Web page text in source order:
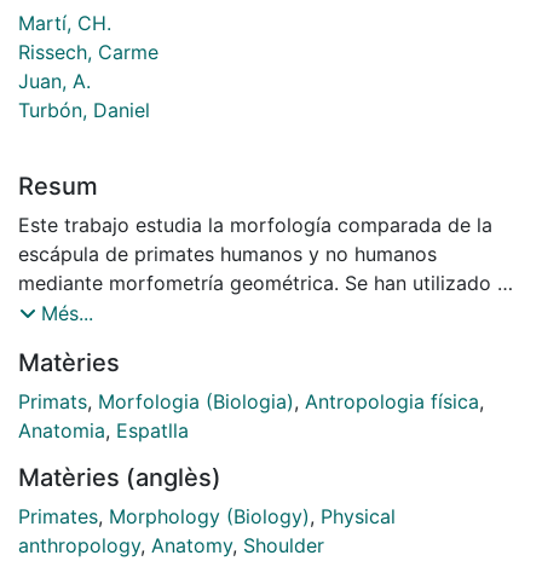
Martí, CH.
Rissech, Carme
Juan, A.
Turbón, Daniel
Resum
Este trabajo estudia la morfología comparada de la
escápula de primates humanos y no humanos
mediante morfometría geométrica. Se han utilizado 62
omóplatos de individuos adultos de sexo desconocido
humanos), procedentes de las colecciones de las
Universidades UAB, UB y del Museo de Ciencias
Naturales de Barcelona. Cada escápula se fotografió
mediante el uso de puntos anatómicos de referencia
(12 para la cara posterior y 13 para la anterior).
Después de evaluar la fiabilidad de las mediciones
Més...
Matèries
Primats, Morfologia (Biologia), Antropologia física,
Anatomia, Espatlla
Matèries (anglès)
Primates, Morphology (Biology), Physical
anthropology, Anatomy, Shoulder